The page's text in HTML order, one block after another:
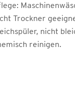
Trockner
nicht
reinigen.